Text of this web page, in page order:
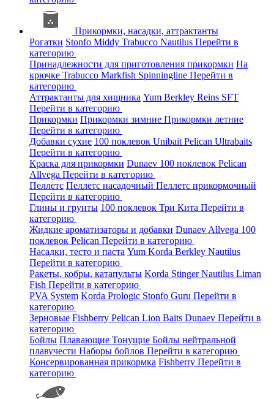
Прикормки, насадки, аттрактанты
Рогатки Stonfo Middy Trabucco Nautilus Перейти в
категорию
Принадлежности для приготовления прикормки На
крючке Trabucco Markfish Spinningline Перейти в
категорию
Аттрактанты для хищника Yum Berkley Reins SFT
Перейти в категорию
Прикормки Прикормки зимние Прикормки летние
Перейти в категорию
Добавки сухие 100 поклевок Unibait Pelican Ultrabaits
Перейти в категорию
Краска для прикормки Dunaev 100 поклевок Pelican
Allvega Перейти в категорию
Пеллетс Пеллетс насадочный Пеллетс прикормочный
Перейти в категорию
Глины и грунты 100 поклевок Три Кита Перейти в
категорию
Жидкие ароматизаторы и добавки Dunaev Allvega 100
поклевок Pelican Перейти в категорию
Насадки, тесто и паста Yum Korda Berkley Nautilus
Перейти в категорию
Ракеты, кобры, катапульты Korda StingerNautilus Liman
Fish Перейти в категорию
PVA System Korda Prologic Stonfo Guru Перейти в
категорию
Зерновые Fishberry Pelican Lion Baits Dunaev Перейти в
категорию
Бойлы Плавающие Тонущие Бойлы нейтральной
плавучести Наборы бойлов Перейти в категорию
Консервированная прикормка Fishberry Перейти в
категорию